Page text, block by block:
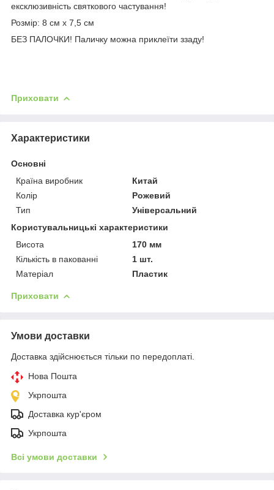
ексклюзивність святкового частування!
Розмір: 8 см х 7,5 см
БЕЗ ПАЛОЧКИ! Паличку можна приклеїти ззаду!
Приховати
Характеристики
Основні
Країна виробник
Китай
Колір
Рожевий
Тип
Універсальний
Користувальницькі характеристики
Висота
170 мм
Кількість в пакованні
1 шт.
Матеріал
Пластик
Приховати
Умови доставки
Доставка здійснюється тільки по передоплаті.
Нова Пошта
Укрпошта
Доставка кур'єром
Укрпошта
Всі умови доставки